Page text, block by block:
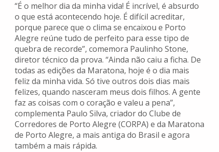
“É o melhor dia da minha vida! É incrível, é absurdo
o que está acontecendo hoje. É difícil acreditar,
porque parece que o clima se encaixou e Porto
Alegre reúne tudo de perfeito para esse tipo de
quebra de recorde”, comemora Paulinho Stone,
diretor técnico da prova. “Ainda não caiu a ficha. De
todas as edições da Maratona, hoje é o dia mais
feliz da minha vida. Só tive outros dois dias mais
felizes, quando nasceram meus dois filhos. A gente
faz as coisas com o coração e valeu a pena”,
complementa Paulo Silva, criador do Clube de
Corredores de Porto Alegre (CORPA) e da Maratona
de Porto Alegre, a mais antiga do Brasil e agora
também a mais rápida.